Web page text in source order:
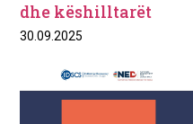
dhe këshilltarët
30.09.2025